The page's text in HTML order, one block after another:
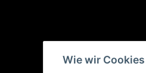
Wie wir